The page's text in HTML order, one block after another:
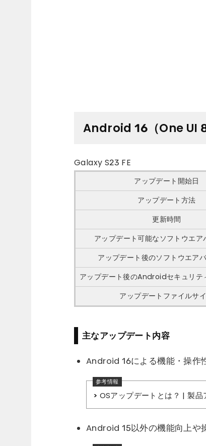
Android 16（One UI
Galaxy S23 FE
アップデート開始日
アップデート方法
更新時間
アップデート可能なソフトウエア
アップデート後のソフトウエア
アップデート後のAndroidセキュリテ
アップデートファイルサ
主なアップデート内容
Android 16による機能・操作
OSアップデートとは？ | 製
Android 15以外の機能向上や